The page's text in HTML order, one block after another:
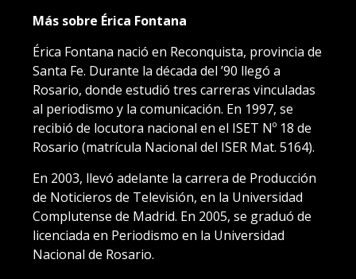
Más sobre Érica Fontana
Érica Fontana nació en Reconquista, provincia de
Santa Fe. Durante la década del ’90 llegó a
Rosario, donde estudió tres carreras vinculadas
al periodismo y la comunicación. En 1997, se
recibió de locutora nacional en el ISET Nº 18 de
Rosario (matrícula Nacional del ISER Mat. 5164).
En 2003, llevó adelante la carrera de Producción
de Noticieros de Televisión, en la Universidad
Complutense de Madrid. En 2005, se graduó de
licenciada en Periodismo en la Universidad
Nacional de Rosario.